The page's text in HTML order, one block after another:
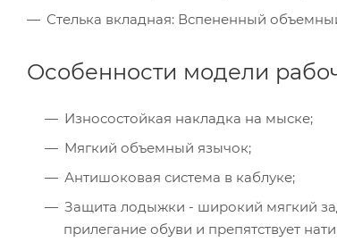
Стелька вкладная: Вспененный
Особенности модели
Износостойкая накладка на мыске;
Мягкий объемный язычок;
Антишоковая система в каблуке;
Защита лодыжки - широкий мягкий
прилегание обуви и препятствует